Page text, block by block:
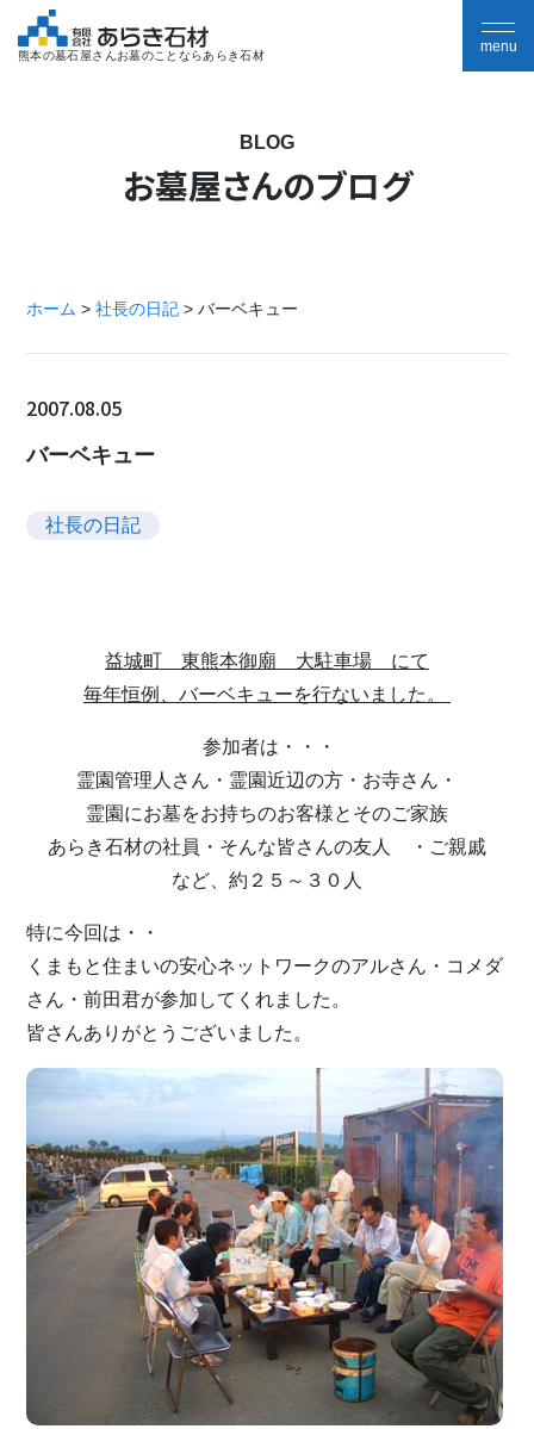
熊本の墓石屋さんお墓のことならあらき石材
BLOG
お墓屋さんのブログ
ホーム >社長の日記 >バーベキュー
2007.08.05
バーベキュー
社長の日記
益城町 東熊本御廟 大駐車場 にて
毎年恒例、バーベキューを行ないました。
参加者は・・・
霊園管理人さん・霊園近辺の方・お寺さん・
霊園にお墓をお持ちのお客様とそのご家族
あらき石材の社員・そんな皆さんの友人 ・ご親戚
など、約２５～３０人
特に今回は・・
くまもと住まいの安心ネットワークのアルさん・コメダ
さん・前田君が参加してくれました。
皆さんありがとうございました。